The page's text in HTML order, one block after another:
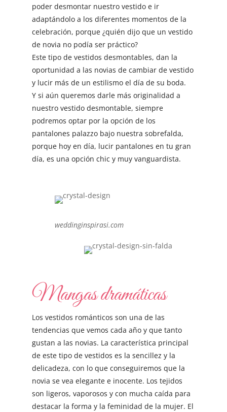
poder desmontar nuestro vestido e ir
adaptándolo a los diferentes momentos de la
celebración, porque ¿quién dijo que un vestido
de novia no podía ser práctico?
Este tipo de vestidos desmontables, dan la
oportunidad a las novias de cambiar de vestido
y lucir más de un estilismo el día de su boda.
Y si aún queremos darle más originalidad a
nuestro vestido desmontable, siempre
podremos optar por la opción de los
pantalones palazzo bajo nuestra sobrefalda,
porque hoy en día, lucir pantalones en tu gran
día, es una opción chic y muy vanguardista.
weddinginspirasi.com
Mangas dramáticas
Los vestidos románticos son una de las
tendencias que vemos cada año y que tanto
gustan a las novias. La característica principal
de este tipo de vestidos es la sencillez y la
delicadeza, con lo que conseguiremos que la
novia se vea elegante e inocente. Los tejidos
son ligeros, vaporosos y con mucha caída para
destacar la forma y la feminidad de la mujer. El